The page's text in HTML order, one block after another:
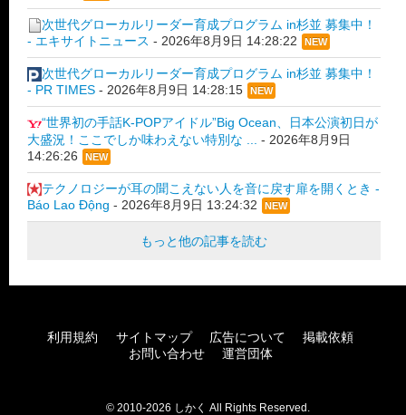
次世代グローカルリーダー育成プログラム in杉並 募集中！
- エキサイトニュース - 2026年8月9日 14:28:22 NEW
次世代グローカルリーダー育成プログラム in杉並 募集中！
- PR TIMES - 2026年8月9日 14:28:15 NEW
“世界初の手話K-POPアイドル”Big Ocean、日本公演初日が
大盛況！ここでしか味わえない特別な ...
- 2026年8月9日
14:26:26
NEW
テクノロジーが耳の聞こえない人を音に戻す扉を開くとき -
Báo Lao Động - 2026年8月9日 13:24:32 NEW
もっと他の記事を読む
利用規約 サイトマップ 広告について
掲載依頼
お問い合わせ
運営団体
© 2010-2026 しかく All Rights Reserved.